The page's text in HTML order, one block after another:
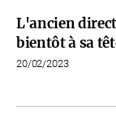
L'ancien
bientôt à sa
20/02/2023